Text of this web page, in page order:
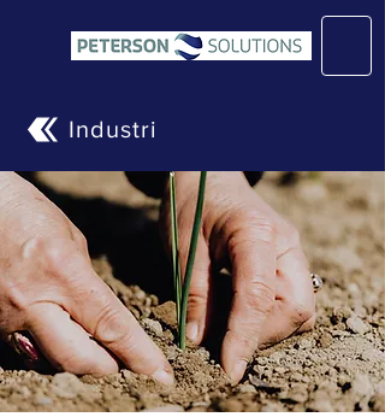
Industri